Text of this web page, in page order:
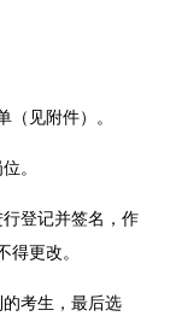
（见附件）。
。
登记并签名，作
得更改。
考生，最后选